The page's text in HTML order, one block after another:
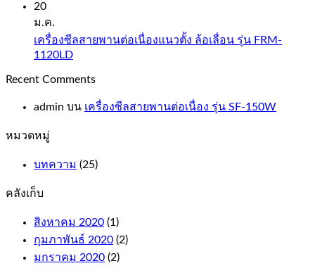
20
ม.ค.
เครื่องซีลสายพานต่อเนื่องแนวตั้ง ล้อเลื่อน รุ่น FRM-
1120LD
Recent Comments
admin บน เครื่องซีลสายพานต่อเนื่อง รุ่น SF-150W
หมวดหมู่
บทความ (25)
คลังเก็บ
สิงหาคม 2020 (1)
กุมภาพันธ์ 2020 (2)
มกราคม 2020 (2)